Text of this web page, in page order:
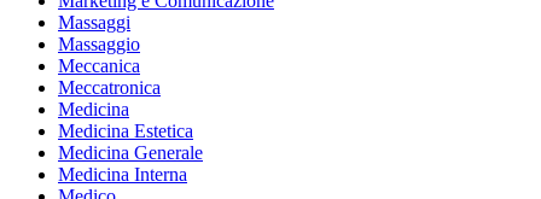
Massaggi
Massaggio
Meccanica
Meccatronica
Medicina
Medicina Estetica
Medicina Generale
Medicina Interna